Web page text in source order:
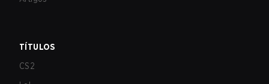
TÍTULOS
CS2